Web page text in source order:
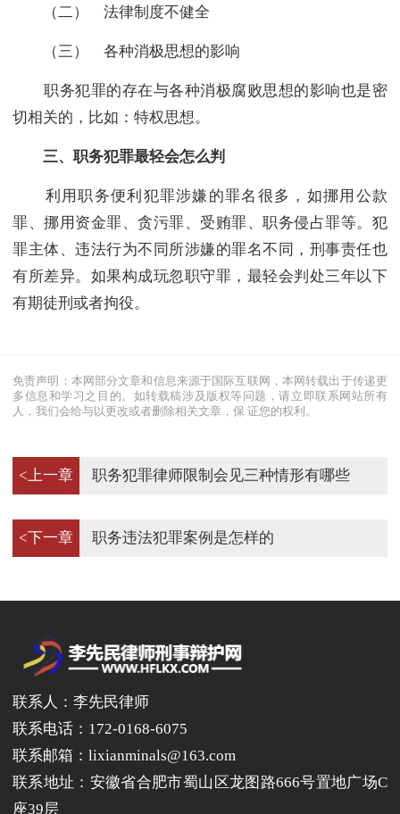
（二） 法律制度不健全
（三） 各种消极思想的影响
职务犯罪的存在与各种消极腐败思想的影响也是密
切相关的，比如：特权思想。
三、职务犯罪最轻会怎么判
利用职务便利犯罪涉嫌的罪名很多，如挪用公款
罪、挪用资金罪、贪污罪、受贿罪、职务侵占罪等。犯
罪主体、违法行为不同所涉嫌的罪名不同，刑事责任也
有所差异。如果构成玩忽职守罪，最轻会判处三年以下
有期徒刑或者拘役。
免责声明：本网部分文章和信息来源于国际互联网，本网转载出于传递更
多信息和学习之目的。如转载稿涉及版权等问题，请立即联系网站所有
人，我们会给与以更改或者删除相关文章，保 证您的权利。
<上一章 职务犯罪律师限制会见三种情形有哪些
<下一章 职务违法犯罪案例是怎样的
联系人：李先民律师
联系电话：172-0168-6075
联系邮箱：lixianminals@163.com
联系地址：安徽省合肥市蜀山区龙图路666号置地广场C
座39层